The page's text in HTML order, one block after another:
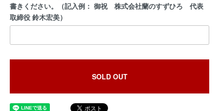
書きください。（記入例： 御祝 株式会社蘭のすずひろ 代表
取締役 鈴木宏美）
SOLD OUT